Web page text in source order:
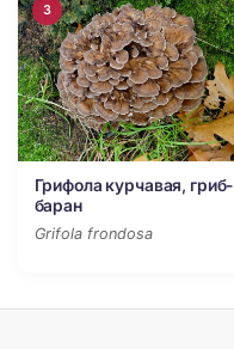
3
Грифола курчавая, гриб-
баран
Grifola frondosa